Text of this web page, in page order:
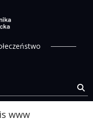
Politechnika
www